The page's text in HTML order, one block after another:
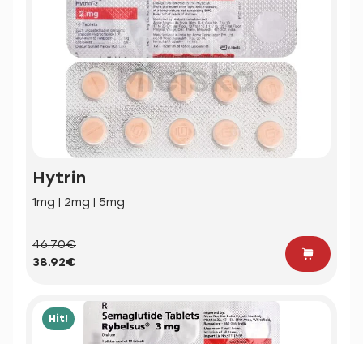
Hytrin
1mg | 2mg | 5mg
46.70€
38.92€
Hit!